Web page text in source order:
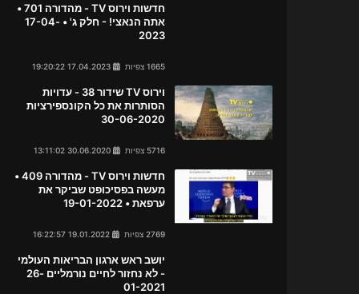
חדשות וירוס TV - מהדורה 701 •
אתה הנאצי! - חלק ג' • 17-04-
2023
1665 צפיות
וירוס TV שידור 38 - עדויות
הסותרות את כל הקונספירציות
30-06-2020
5716 צפיות
חדשות וירוס TV - מהדורה 409 •
מעשה בפסיכופט שביקר את
ערפאת • 19-01-2022
2769 צפיות
יושב ראש ארגון הבריאות העולמי
- לא נחזור לחיים נורמליים 26-
01-2021